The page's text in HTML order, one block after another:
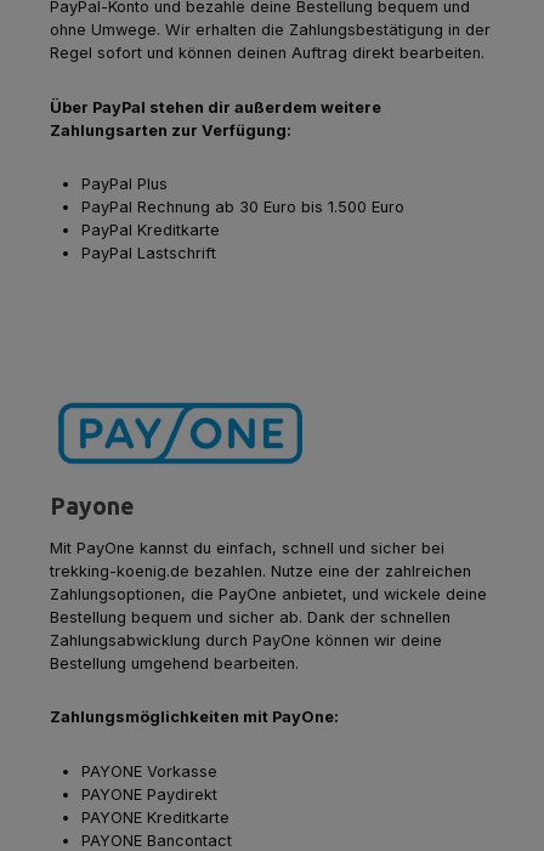
PayPal-Konto und bezahle deine Bestellung bequem und
ohne Umwege. Wir erhalten die Zahlungsbestätigung in der
Regel sofort und können deinen Auftrag direkt bearbeiten.
Über PayPal stehen dir außerdem weitere
Zahlungsarten zur Verfügung:
PayPal Plus
PayPal Rechnung ab 30 Euro bis 1.500 Euro
PayPal Kreditkarte
PayPal Lastschrift
Payone
Mit PayOne kannst du einfach, schnell und sicher bei
trekking-koenig.de bezahlen. Nutze eine der zahlreichen
Zahlungsoptionen, die PayOne anbietet, und wickele deine
Bestellung bequem und sicher ab. Dank der schnellen
Zahlungsabwicklung durch PayOne können wir deine
Bestellung umgehend bearbeiten.
Zahlungsmöglichkeiten mit PayOne:
PAYONE Vorkasse
PAYONE Paydirekt
PAYONE Kreditkarte
PAYONE Bancontact